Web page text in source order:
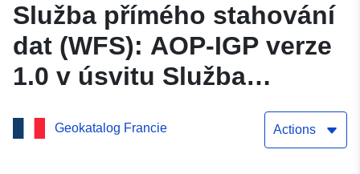
Služba přímého stahování
dat (WFS): AOP-IGP verze
1.0 v úsvitu Služba
přímého stahování dat
(WFS): AOP-IGP verze 1.0
Geokatalog Francie Actions